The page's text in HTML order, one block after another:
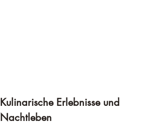
Kulinarische Erlebnisse und
Nachtleben